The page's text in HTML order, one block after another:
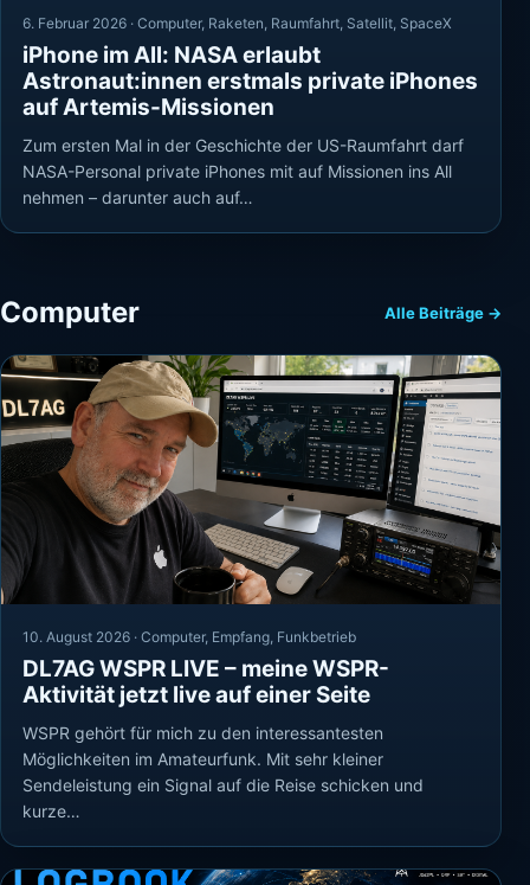
6. Februar 2026 · Computer, Raketen, Raumfahrt, Satellit, SpaceX
iPhone im All: NASA erlaubt
Astronaut:innen erstmals private iPhones
auf Artemis-Missionen
Zum ersten Mal in der Geschichte der US-Raumfahrt darf
NASA-Personal private iPhones mit auf Missionen ins All
nehmen – darunter auch auf…
Computer Alle Beiträge →
10. August 2026 · Computer, Empfang, Funkbetrieb
DL7AG WSPR LIVE – meine WSPR-
Aktivität jetzt live auf einer Seite
WSPR gehört für mich zu den interessantesten
Möglichkeiten im Amateurfunk. Mit sehr kleiner
Sendeleistung ein Signal auf die Reise schicken und
kurze…